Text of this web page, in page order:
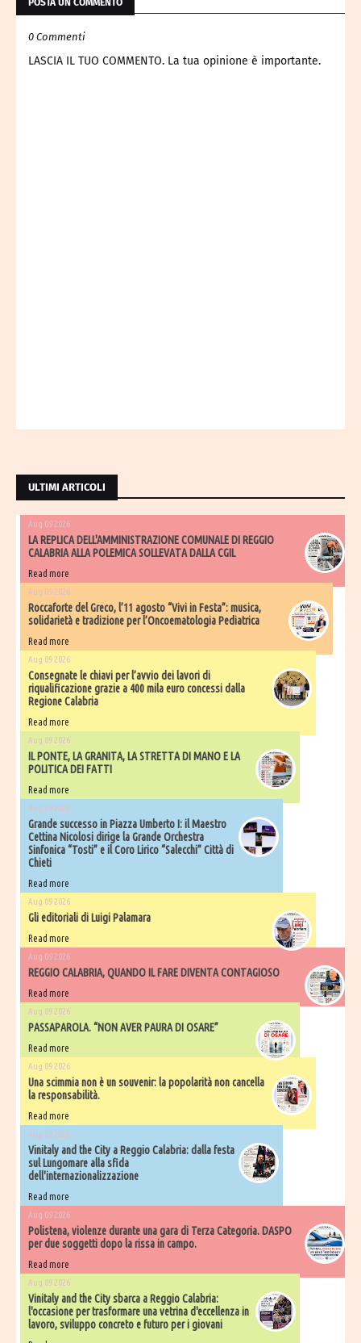
POSTA UN COMMENTO
0 Commenti
LASCIA IL TUO COMMENTO. La tua opinione è importante.
ULTIMI ARTICOLI
Aug 09 2026
LA REPLICA DELL'AMMINISTRAZIONE COMUNALE DI REGGIO
CALABRIA ALLA POLEMICA SOLLEVATA DALLA CGIL
Read more
Aug 09 2026
Roccaforte del Greco, l’11 agosto “Vivi in Festa”: musica,
solidarietà e tradizione per l’Oncoematologia Pediatrica
Read more
Aug 09 2026
Consegnate le chiavi per l’avvio dei lavori di
riqualificazione grazie a 400 mila euro concessi dalla
Regione Calabria
Read more
Aug 09 2026
IL PONTE, LA GRANITA, LA STRETTA DI MANO E LA
POLITICA DEI FATTI
Read more
Aug 09 2026
Grande successo in Piazza Umberto I: il Maestro
Cettina Nicolosi dirige la Grande Orchestra
Sinfonica “Tosti” e il Coro Lirico “Salecchi” Città di
Chieti
Read more
Aug 09 2026
Gli editoriali di Luigi Palamara
Read more
Aug 09 2026
REGGIO CALABRIA, QUANDO IL FARE DIVENTA CONTAGIOSO
Read more
Aug 09 2026
PASSAPAROLA. “NON AVER PAURA DI OSARE”
Read more
Aug 09 2026
Una scimmia non è un souvenir: la popolarità non cancella
la responsabilità.
Read more
Aug 09 2026
Vinitaly and the City a Reggio Calabria: dalla festa
sul Lungomare alla sfida
dell'internazionalizzazione
Read more
Aug 09 2026
Polistena, violenze durante una gara di Terza Categoria. DASPO
per due soggetti dopo la rissa in campo.
Read more
Aug 09 2026
Vinitaly and the City sbarca a Reggio Calabria:
l'occasione per trasformare una vetrina d'eccellenza in
lavoro, sviluppo concreto e futuro per i giovani